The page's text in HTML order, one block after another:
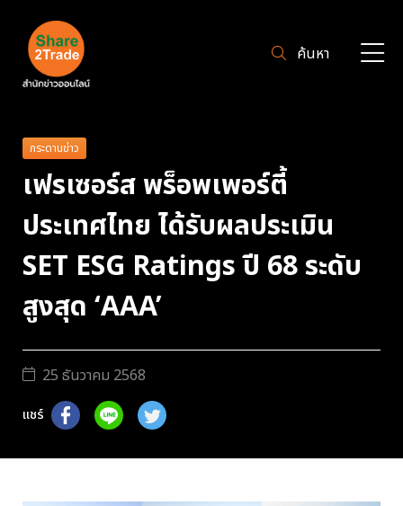
ค้นหา
กระดานข่าว
เฟรเซอร์ส พร็อพเพอร์ตี้
ประเทศไทย ได้รับผลประเมิน
SET ESG Ratings ปี 68 ระดับ
สูงสุด ‘AAA’
25 ธันวาคม 2568
แชร์